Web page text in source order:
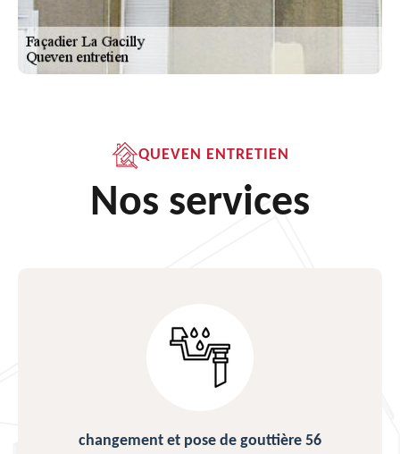
QUEVEN ENTRETIEN
Nos services
changement et pose de gouttière 56